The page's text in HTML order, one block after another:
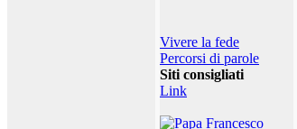
Vivere la fede
Percorsi di parole
Siti consigliati
Link